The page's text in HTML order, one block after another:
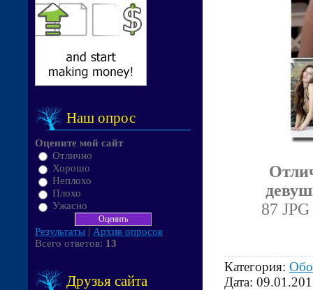
Наш опрос
Оцените мой сайт
Отлично
Хорошо
Неплохо
Плохо
Ужасно
Результаты | Архив опросов
Всего ответов: 13
Друзья сайта
87
Категория:
Дата: